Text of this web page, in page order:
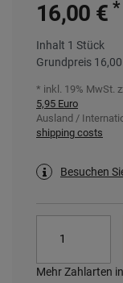
16,00 €*
Inhalt 1 Stück
Grundpreis
* inkl. 19% MwSt.
5,95 Euro
Ausland /
shipping costs
Besuchen
Mehr Zahlarten